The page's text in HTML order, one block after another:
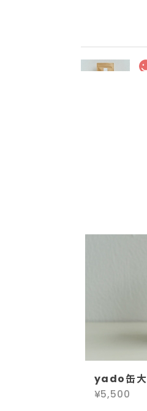
胃がスッキリす
yado缶大
¥5,500